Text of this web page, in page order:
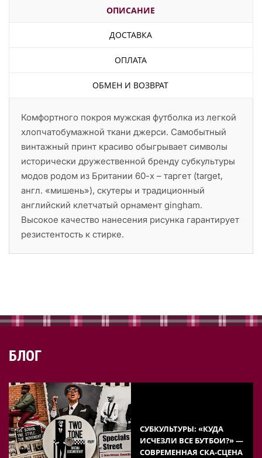
ОПИСАНИЕ
ДОСТАВКА
ОПЛАТА
ОБМЕН И ВОЗВРАТ
Комфортного покроя мужская футболка из легкой
хлопчатобумажной ткани джерси. Самобытный
винтажный принт красиво обыгрывает символы
исторически дружественной бренду субкультуры
модов родом из Британии 60-х – таргет (target,
англ. «мишень»), скутеры и традиционный
английский клетчатый орнамент gingham.
Высокое качество нанесения рисунка гарантирует
резистентость к стирке.
БЛОГ
СУБКУЛЬТУРЫ: «КУДА
ИСЧЕЗЛИ ВСЕ БУТБОИ?» —
СОВРЕМЕННАЯ СКА-СЦЕНА